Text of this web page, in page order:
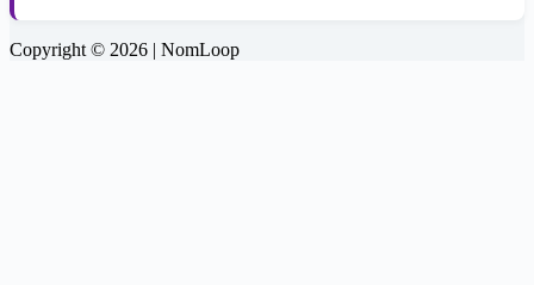
Copyright © 2026 | NomLoop